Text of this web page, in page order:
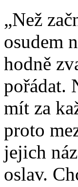
„Než
osudem
hodně
pořádat.
mít za
proto
jejich
oslav.